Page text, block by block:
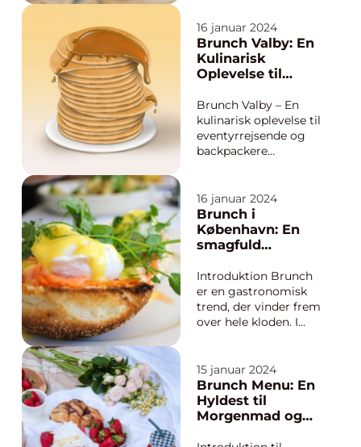
vifte af mennesker,
der ønsker at nyde en
lækker og afslappet
morgenmad. Brunch
bedste fra begge
verdener –
morgenmad og fr...
16 januar 2024
Brunch Valby: En
Kulinarisk
Oplevelse til
og Backpackere
Brunch Valby – En
kulinarisk oplevelse til
eventyrrejsende og
backpackere
populær måde at
starte dagen på for
mange rejsende og
backpackere, og Valby
undtagelse. Med sin
rige historie,
charmeren...
16 januar 2024
Brunch i
København: En
smagfuld
eventyrlige
rejsende
Introduktion Brunch
er en gastronomisk
trend, der vinder frem
over hele kloden. I
undtagelse, og byen
tilbyder et
overflødighedshorn af
morgenmads- og
15 januar 2024
Brunch Menu: En
Hyldest til
Morgenmad og